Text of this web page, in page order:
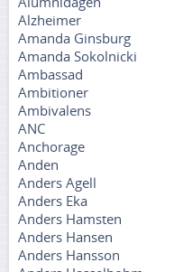
Alzheimer
Amanda Ginsburg
Amanda Sokolnicki
Ambassad
Ambitioner
Ambivalens
ANC
Anchorage
Anden
Anders Agell
Anders Eka
Anders Hamsten
Anders Hansen
Anders Hansson